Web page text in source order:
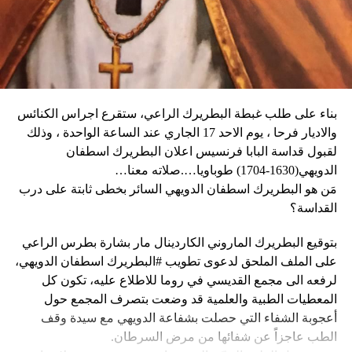
وكان شي قد كرّر الإثنين رغبته في العمل بهدف التوصل إلى حلّ
سياسي للحرب في أوكرانيا. وأيّد «هدنة أولمبية» دعا إليها
ماكرون لمناسبة أولمبياد باريس هذا الصيف.
نداء الوطن
الثلاثاء، كما أبلغ عن أعمال نهب في بعض الأحياء.
وقال دارين: “المواطنون في حالة رعب، على الرغم من أن
زعيم العصابة جيمي شيريزير دعا المواطنين إلى عدم الخوف
عندما رأوا عصابته تحمل أسلحة، وقال إنهم يريدون فقط الإطاحة
وحاولت مجموعة من أفراد العصابات المدججين بالسلاح، يوم
الإثنين، السيطرة على مطار توسان لوفرتور الدولي، الأكبر في
البلاد، وتبادلوا إطلاق النار مع الشرطة والجنود، مما أدى إلى
إلغاء جميع الرحلات الداخلية والدولية.
ألف شخص من منازلهم منذ عطلة نهاية الأسبوع بسبب أعمال
العنف.
وقال رجل من هايتي يدعى نيكولا لوكالة رويترز للأنباء: “أجبرتنا
العصابات المسلحة على ترك منازلنا. دمروا بيوتنا ونحن الآن في
بناء على طلب غبطة البطريرك الراعي، ستقرع اجراس الكنائس
والاديار فرحا ، يوم الاحد 17 الجاري عند الساعة الواحدة ، وذلك
لقبول قداسة البابا فرنسيس اعلان البطريرك اسطفان
الدويهي(1630-1704) طوباويا….صلاته معنا…
مَن هو البطريرك اسطفان الدويهي السائر بخطى ثابتة على درب
القداسة؟
بتوقيع البطريرك الماروني الكاردينال مار بشارة بطرس الراعي
على الملف الملحق لدعوى تطويب #البطريرك اسطفان الدويهي،
لرفعه الى مجمع القديسي في روما للاطلاع عليه، تكون كل
المعطيات الطبية والعلمية قد وضعت بتصرف المجمع حول
أعجوبة الشفاء التي حصلت بشفاعة الدويهي مع سيدة وقف
الطب عاجزاً عن شفائها من مرض السرطان.